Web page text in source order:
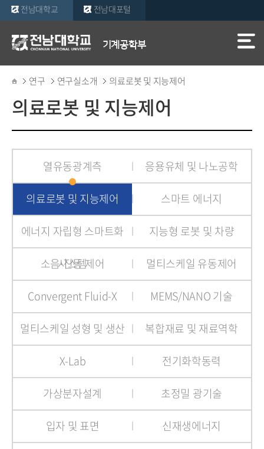
전남대학교 전남대포털
기계공학부
연구 연구실소개 의료로봇 및 지능제어
의료로봇 및 지능제어
열유동광계측 응용유체 및 나노공학
의료로봇 및 지능제어 스마트 에너지
에너지 자립형 스마트화
시스템
지능형 로봇 및 차량
소음∙진동 제어 멀티스케일 유동제어
Convergent Fluid-X MEMS/NANO 기술
멀티스케일 성형 및 생산 복합재료 및 재료역학
X-Lab 전기화학동력
가상분자설계 초정밀 광기술
입자 및 표면 신재생에너지